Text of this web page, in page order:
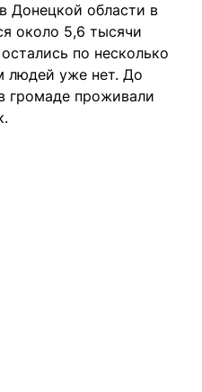
Донецкой области в
около 5,6 тысячи
по несколько
людей уже нет. До
громаде проживали